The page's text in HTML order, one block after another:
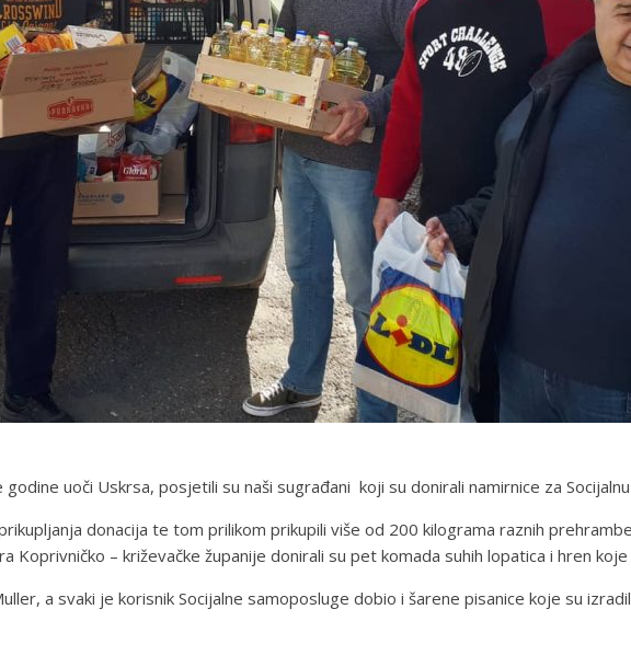
uoči Uskrsa, posjetili su naši sugrađani koji su donirali namirnice za
donacija te tom prilikom prikupili više od 200 kilograma raznih
Koprivničko – križevačke županije donirali su pet komada suhih lopatica i hren
a svaki je korisnik Socijalne samoposluge dobio i šarene pisanice koje su